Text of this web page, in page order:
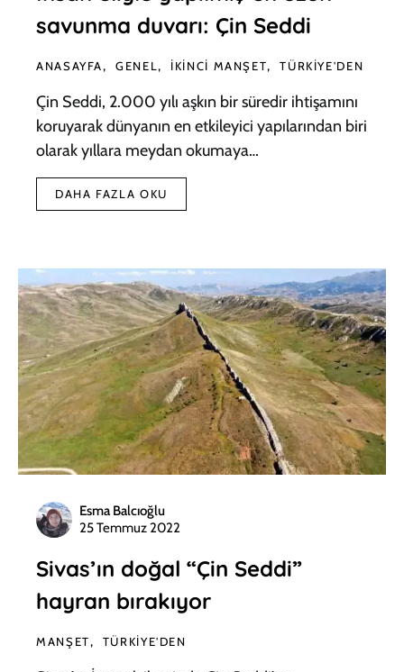
savunma duvarı: Çin Seddi
ANASAYFA GENEL İKINCI MANŞET TÜRKIYE'DEN
Çin Seddi, 2.000 yılı aşkın bir süredir ihtişamını
koruyarak dünyanın en etkileyici yapılarından biri
olarak yıllara meydan okumaya…
DAHA FAZLA OKU
Esma Balcıoğlu
25 Temmuz 2022
Sivas’ın doğal “Çin Seddi”
hayran bırakıyor
MANŞET TÜRKIYE'DEN